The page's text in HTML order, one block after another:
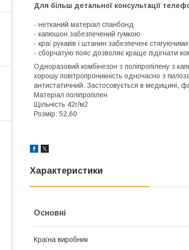
Для більш детальної консультації
- нетканий матеріал спанбонд
- капюшон забезпечений гумкою
- краї рукавів і штанин забезпечені
- сборчатую пояс дозволяє краще підігнати
Одноразовий комбінезон з поліпропілену з
хорошу повітропроникність одночасно з
антистатичний. Застосовується в медицині,
Матеріал поліпропілен
Щільність 42г/м2
Розмір: 52,60
Характеристики
Основні
Країна виробник